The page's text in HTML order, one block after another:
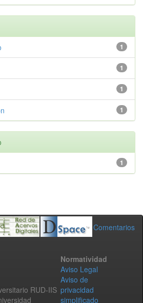
1
1
1
1
1
Comentarios
RUD-IIS
Normatividad
Aviso Legal
Aviso de
privacidad
simplificado